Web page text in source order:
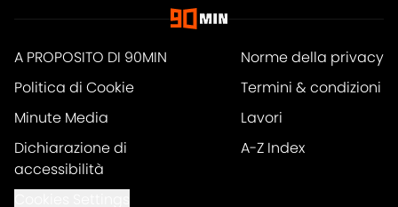
A PROPOSITO DI 90MIN
Norme della privacy
Politica di Cookie
Termini & condizioni
Minute Media
Lavori
Dichiarazione di
accessibilità
A-Z Index